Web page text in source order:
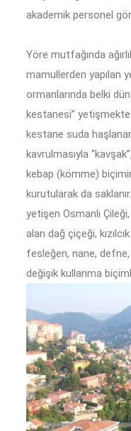
akademik personel
Yöre mutfağında
mamullerden yapılan
ormanlarında belki
kestanesi”
kestane suda
kavrulmasıyla
kebap (kömme)
kurutularak da
yetişen Osmanlı
alan dağ çiçeği,
fesleğen, nane,
değişik kullanma